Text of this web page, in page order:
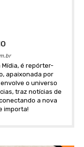
é repórter-
apaixonada por
o universo
traz notícias de
a nova
importa!